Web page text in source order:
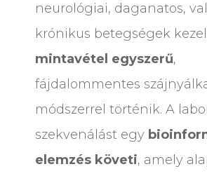
neurológiai, daganatos,
krónikus betegségek
mintavétel egyszerű,
fájdalommentes
módszerrel történik. A
szekvenálást egy
elemzés követi, amely